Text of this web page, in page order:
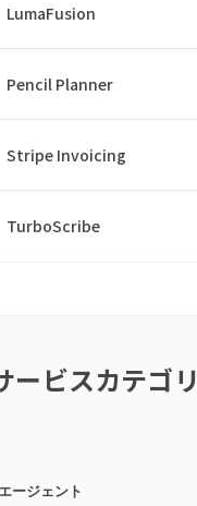
LumaFusion
Pencil Planner
Stripe Invoicing
TurboScribe
ービスカテゴリ
ージェント